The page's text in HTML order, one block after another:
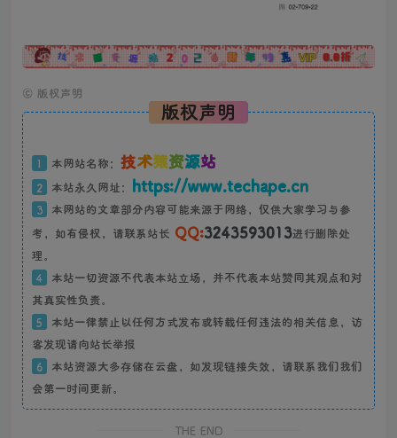
广告
© 版权声明
版权声明
1 本网站名称： 技术猿资源站
2 本站永久网址： https://www.techape.cn
3
本网站的文章部分内容可能来源于网络，仅供大家学习与参
考，如有侵权，请联系站长 QQ:3243593013进行删除处
理。
4
本站一切资源不代表本站立场，并不代表本站赞同其观点和对
其真实性负责。
5
本站一律禁止以任何方式发布或转载任何违法的相关信息，访
客发现请向站长举报
6
本站资源大多存储在云盘，如发现链接失效，请联系我们我们
会第一时间更新。
THE END